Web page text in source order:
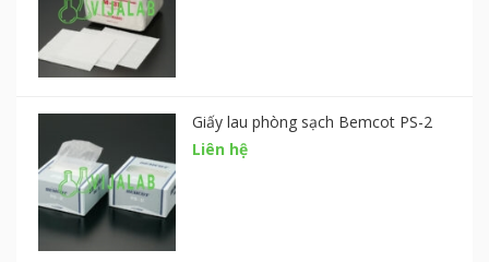
Giấy lau phòng sạch Bemcot PS-2
Liên hệ